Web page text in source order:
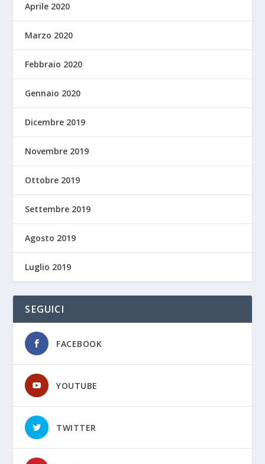
Aprile 2020
Marzo 2020
Febbraio 2020
Gennaio 2020
Dicembre 2019
Novembre 2019
Ottobre 2019
Settembre 2019
Agosto 2019
Luglio 2019
SEGUICI
FACEBOOK
YOUTUBE
TWITTER